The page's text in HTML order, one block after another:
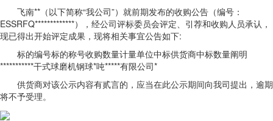
飞南**（以下简称“我公司”）就前期发布的收购公告（编号：
ESSRFQ*************），经公司评标委员会评定、引荐和收购人员承认，
现已得出开始评定成果，现将相关事宜公告如下:
标的编号标的称号收购数量计量单位中标供货商中标数量阐明
***********干式球磨机钢球*吨*****有限公司*
供货商对该公示内容有贰言的，应当在此公示期间向我司提出，逾期
将不予受理。